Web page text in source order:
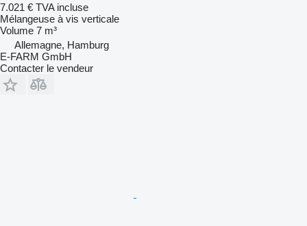
7.021 € TVA incluse
Mélangeuse à vis verticale
Volume 7 m³
Allemagne, Hamburg
E-FARM GmbH
Contacter le vendeur